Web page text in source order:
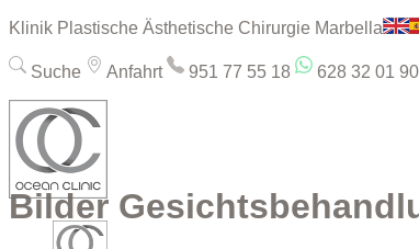
Klinik Plastische Ästhetische Chirurgie Marbella
Suche Anfahrt 951 77 55 18 628 32 01 90
Bilder